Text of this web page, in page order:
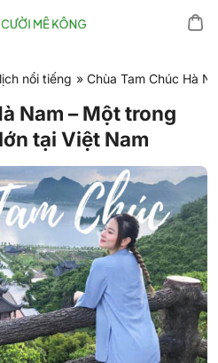
nổi tiếng » Chùa Tam Chúc Hà
Nam – Một trong
tại Việt Nam